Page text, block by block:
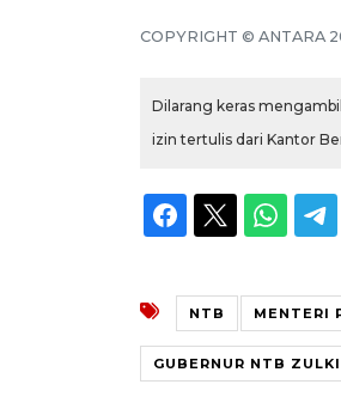
COPYRIGHT © ANTARA
Dilarang keras
izin tertulis dari Kantor
NTB MENTERI
GUBERNUR NTB